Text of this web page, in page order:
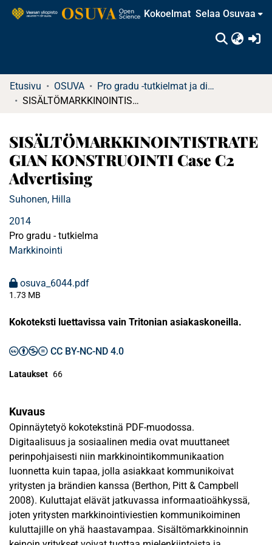
Kokoelmat Selaa Osuvaa
Etusivu OSUVA
Pro gradu -tutkielmat ja diplomityöt (rajattu saatavuus)
SISÄLTÖMARKKINOINTISTRATEGIAN KONSTRUOINTI Case C2 Advertising
SISÄLTÖMARKKINOINTISTRATE
GIAN KONSTRUOINTI Case C2
Advertising
Suhonen, Hilla
2014
Pro gradu - tutkielma
Markkinointi
osuva_6044.pdf
1.73 MB
Kokoteksti luettavissa vain Tritonian asiakaskoneilla.
CC BY-NC-ND 4.0
Lataukset 66
Kuvaus
Opinnäytetyö kokotekstinä PDF-muodossa.
Digitaalisuus ja sosiaalinen media ovat muuttaneet
perinpohjaisesti niin markkinointikommunikaation
luonnetta kuin tapaa, jolla asiakkaat kommunikoivat
yritysten ja brändien kanssa (Berthon, Pitt & Campbell
2008). Kuluttajat elävät jatkuvassa informaatioähkyssä,
joten yritysten markkinointiviestien kommunikoiminen
kuluttajille on yhä haastavampaa. Sisältömarkkinoinnin